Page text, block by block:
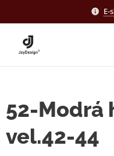
E-
52-Modrá
vel.42-44